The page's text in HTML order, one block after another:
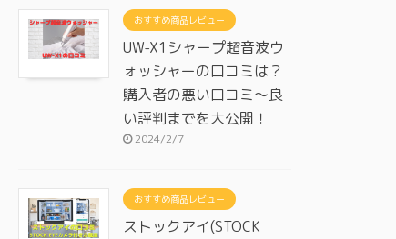
おすすめ商品レビュー
UW-X1シャープ超音波ウ
ォッシャーの口コミは？
購入者の悪い口コミ～良
い評判までを大公開！
2024/2/7
おすすめ商品レビュー
ストックアイ(STOCK